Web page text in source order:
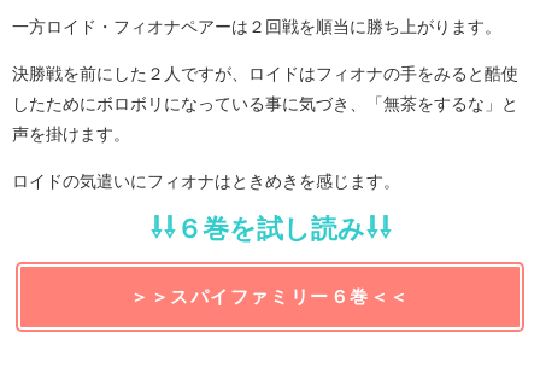
一方ロイド・フィオナペアーは２回戦を順当に勝ち上がります。
決勝戦を前にした２人ですが、ロイドはフィオナの手をみると酷使
したためにボロボリになっている事に気づき、「無茶をするな」と
声を掛けます。
ロイドの気遣いにフィオナはときめきを感じます。
⇩⇩６巻を試し読み⇩⇩
＞＞スパイファミリー６巻＜＜